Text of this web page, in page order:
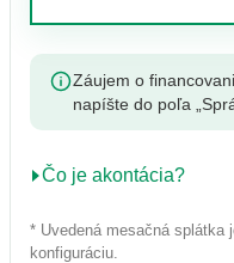
Záujem o
napíšte do poľa
Čo je akontácia?
* Uvedená mesačná splátka
konfiguráciu.